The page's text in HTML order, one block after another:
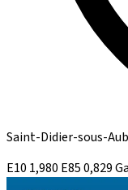
Saint-Didier-sous-
E10 1,980 E850,829